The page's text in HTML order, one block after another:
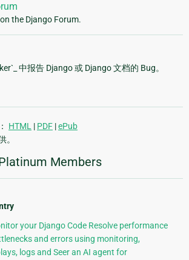
the Django Forum.
中报告 Django 或 Django 文档的 Bug。
HTML | PDF |ePub
。
Members
your Django Code Resolve performance
and errors using monitoring,
logs and Seer an AI agent for